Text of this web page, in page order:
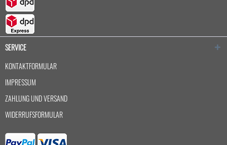
SERVICE
KONTAKTFORMULAR
IMPRESSUM
ZAHLUNG UND VERSAND
WIDERRUFSFORMULAR